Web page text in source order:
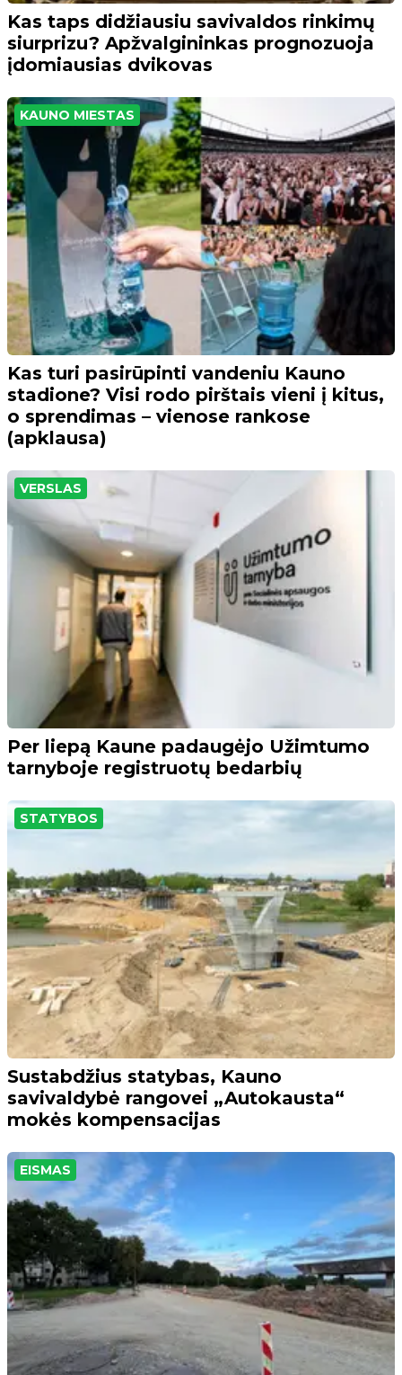
Kas taps didžiausiu savivaldos rinkimų
siurprizu? Apžvalgininkas prognozuoja
įdomiausias dvikovas
KAUNO MIESTAS
Kas turi pasirūpinti vandeniu Kauno
stadione? Visi rodo pirštais vieni į kitus,
o sprendimas – vienose rankose
(apklausa)
VERSLAS
Per liepą Kaune padaugėjo Užimtumo
tarnyboje registruotų bedarbių
STATYBOS
Sustabdžius statybas, Kauno
savivaldybė rangovei „Autokausta“
mokės kompensacijas
EISMAS